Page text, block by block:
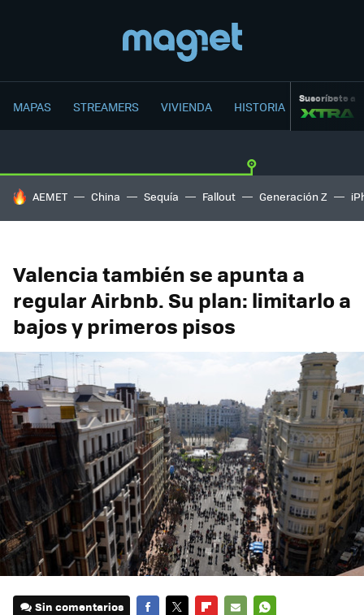
MAPAS STREAMERS VIVIENDA HISTORIA Suscríbete a
HOY SE HABLA DE
AEMET China Sequía Fallout Generación Z
Valencia también se apunta a
regular Airbnb. Su plan: limitarlo a
bajos y primeros pisos
Sin comentarios